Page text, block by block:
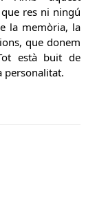
res ni ningú
la memòria, la
que donem
està buit de
personalitat.